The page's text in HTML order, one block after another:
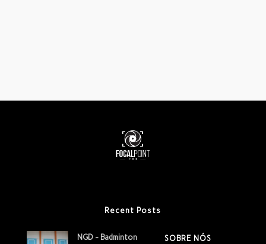
Recent Posts
NGD - Badminton SOBRE NÓS